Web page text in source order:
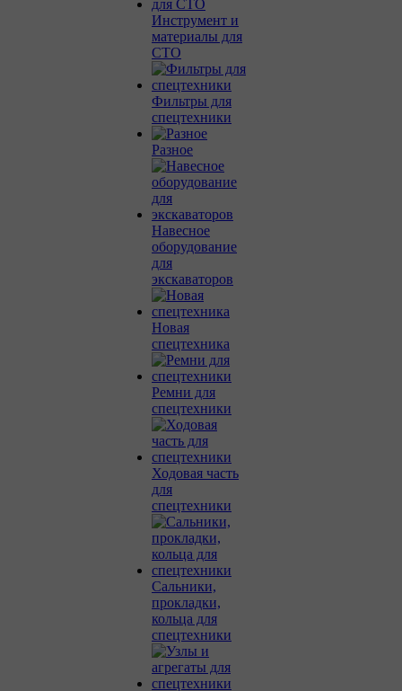
Инструмент и
материалы для
СТО
Фильтры для
спецтехники
Разное
Навесное
оборудование
для
экскаваторов
Новая
спецтехника
Ремни для
спецтехники
Ходовая часть
для
спецтехники
Сальники,
прокладки,
кольца для
спецтехники